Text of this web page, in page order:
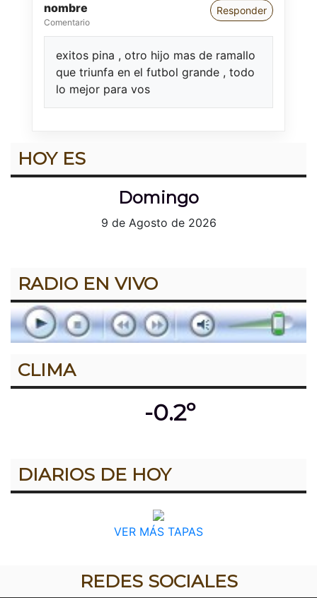
nombre
Comentario
Responder
exitos pina , otro hijo mas de ramallo
que triunfa en el futbol grande , todo
lo mejor para vos
HOY ES
Domingo
9 de Agosto de 2026
RADIO EN VIVO
CLIMA
-0.2º
DIARIOS DE HOY
VER MÁS TAPAS
REDES SOCIALES